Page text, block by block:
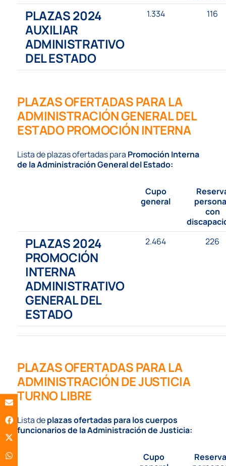
PLAZAS 2024
AUXILIAR
ADMINISTRATIVO
DEL ESTADO
1.334 116
PLAZAS OFERTADAS PARA LA
ADMINISTRACIÓN GENERAL DEL
ESTADO PROMOCIÓN INTERNA
Lista de plazas ofertadas para Promoción Interna
de la Administración General del Estado:
Cupo
general
con
PLAZAS 2024
PROMOCIÓN
INTERNA
ADMINISTRATIVO
GENERAL DEL
ESTADO
2.464 226
PLAZAS OFERTADAS PARA LA
ADMINISTRACIÓN DE JUSTICIA
TURNO LIBRE
Lista deplazas ofertadas para los cuerpos
funcionarios de la Administración de Justicia:
Cupo
Reserva